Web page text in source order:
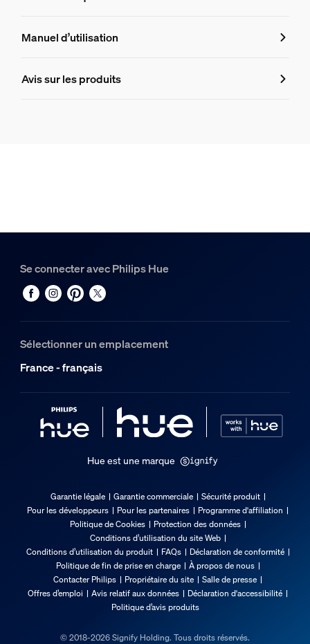
Caractéristiques
8718696166086
Durée de vie
Durée de vie nominale
25 000
Options/accessoires inclus
Oui
LED intégrée
Caractéristiques lumineuses
Temp. de couleur
Divers
Conçu spécialement pour
Manuel d’utilisation
Avis sur les produits
Se connecter avec Philips Hue
Sélectionner un emplacement
France - français
Hue est une marque
Garantie légale Garantie commerciale
Sécurité produit
Pour les développeurs
Pour les partenaires
Programme d'affiliation
Politique de Cookies
Protection des données
Conditions d’utilisation du site Web
Conditions d’utilisation du produit
FAQs
Déclaration de conformité
Politique de fin de prise en charge
À propos de nous
Contacter Philips
Propriétaire du site
Salle de presse
Offres d’emploi
Avis relatif aux données
Déclaration d'accessibilité
Politique d’avis produits
© 2018-2026 Signify Holding. Tous droits réservés.